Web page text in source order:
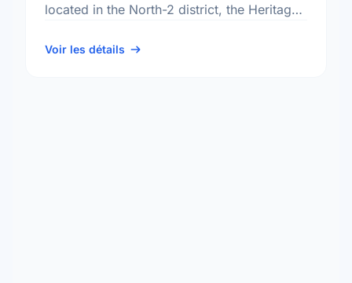
located in the North-2 district, the Heritage
electoral ward.
Voir les détails